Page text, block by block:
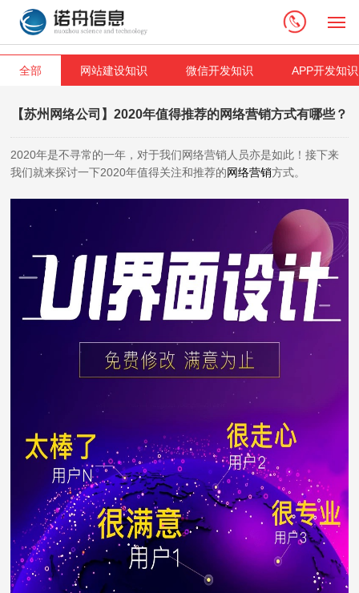
全部 网站建设知识 微信开发知识 APP开发知识
【苏州网络公司】2020年值得推荐的网络营销方式有哪些？
2020年是不寻常的一年，对于我们网络营销人员亦是如此！接下来
我们就来探讨一下2020年值得关注和推荐的网络营销方式。